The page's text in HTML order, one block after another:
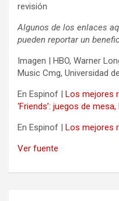
revisión
Algunos de los enlaces
pueden reportar un
Imagen | HBO, Warner
Music Cmg, Universidad
En Espinof | Los mejores
‘Friends’: juegos de
En Espinof | Los mejores
Ver fuente